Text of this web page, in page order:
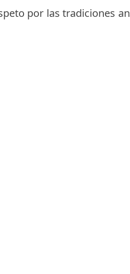
por las tradiciones